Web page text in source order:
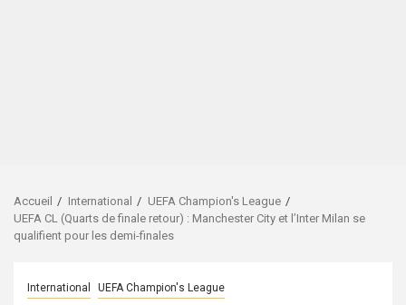
Accueil International
UEFA Champion's League
UEFA CL (Quarts de finale retour) : Manchester City et l’Inter Milan se
qualifient pour les demi-finales
International UEFA Champion's League